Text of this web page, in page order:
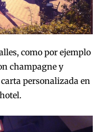
como por ejemplo
champagne y
personalizada en